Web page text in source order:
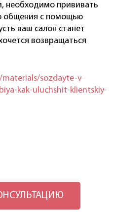
необходимо прививать
общения с помощью
ваш салон станет
возвращаться
sozdayte-v-
kak-uluchshit-klientskiy-